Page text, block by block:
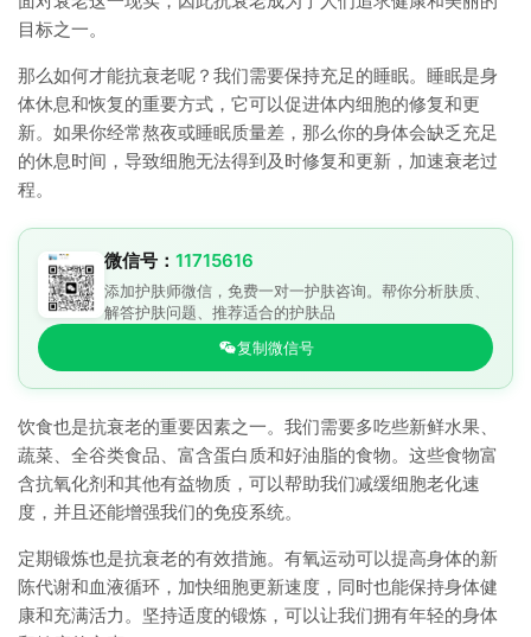
目标之一。
那么如何才能抗衰老呢？我们需要保持充足的睡眠。睡眠是身
体休息和恢复的重要方式，它可以促进体内细胞的修复和更
新。如果你经常熬夜或睡眠质量差，那么你的身体会缺乏充足
的休息时间，导致细胞无法得到及时修复和更新，加速衰老过
程。
微信号： 11715616
添加护肤师微信，免费一对一护肤咨询。帮你分析肤质、
解答护肤问题、推荐适合的护肤品
复制微信号
饮食也是抗衰老的重要因素之一。我们需要多吃些新鲜水果、
蔬菜、全谷类食品、富含蛋白质和好油脂的食物。这些食物富
含抗氧化剂和其他有益物质，可以帮助我们减缓细胞老化速
度，并且还能增强我们的免疫系统。
定期锻炼也是抗衰老的有效措施。有氧运动可以提高身体的新
陈代谢和血液循环，加快细胞更新速度，同时也能保持身体健
康和充满活力。坚持适度的锻炼，可以让我们拥有年轻的身体